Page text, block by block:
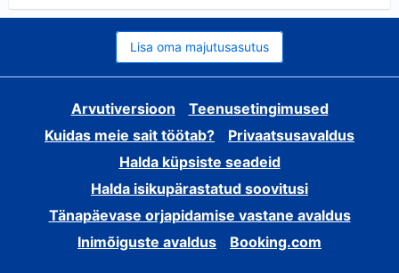
Lisa oma majutusasutus
Arvutiversioon
Teenusetingimused
Kuidas meie sait töötab?
Privaatsusavaldus
Halda küpsiste seadeid
Halda isikupärastatud soovitusi
Tänapäevase orjapidamise vastane avaldus
Inimõiguste avaldus
Booking.com